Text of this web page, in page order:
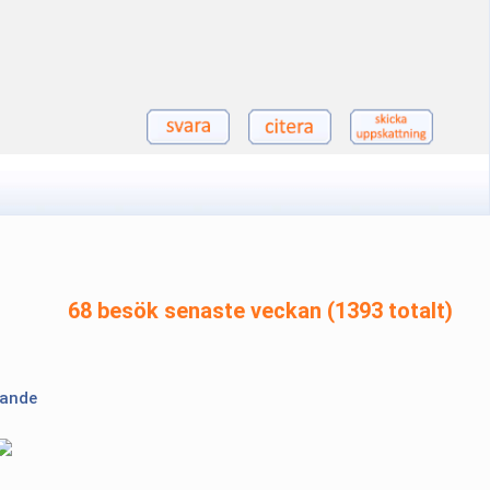
68 besök senaste veckan (1393 totalt)